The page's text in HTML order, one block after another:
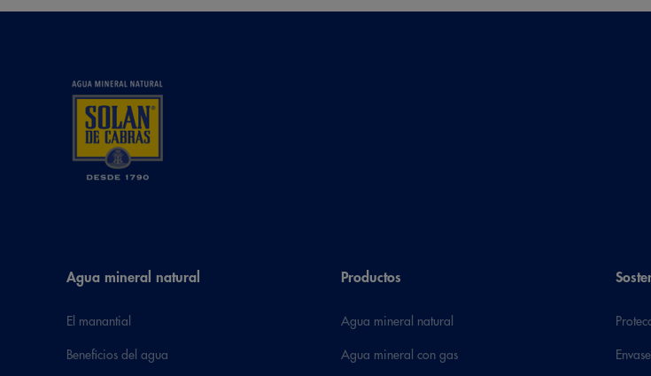
Agua mineral natural
El manantial
Beneficios del agua
Productos
Agua mineral natural
Agua mineral con gas